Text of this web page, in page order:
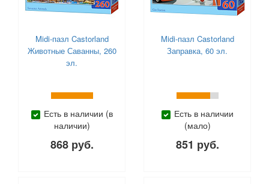
Midi-пазл Castorland
Животные Саванны, 260
эл.
Есть в наличии (в
наличии)
868 руб.
Midi-пазл Castorland
Заправка, 60 эл.
Есть в наличии
(мало)
851 руб.